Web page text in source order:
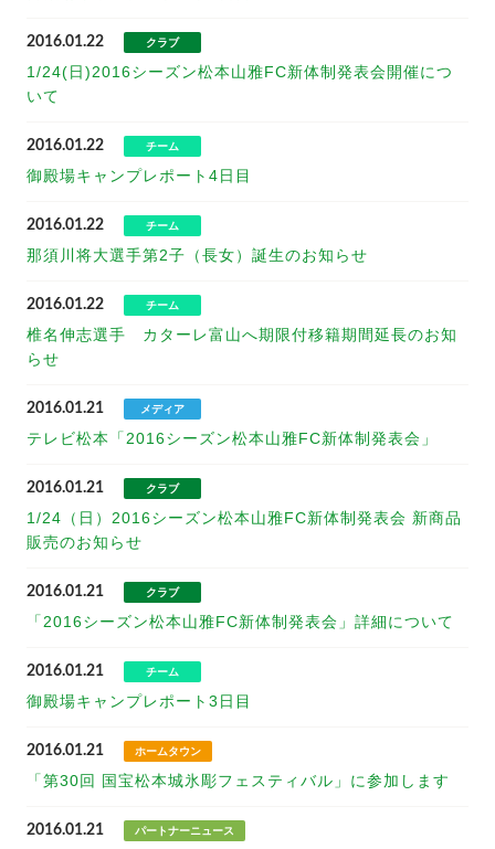
2016.01.22 クラブ
1/24(日)2016シーズン松本山雅FC新体制発表会開催につ
いて
2016.01.22 チーム
御殿場キャンプレポート4日目
2016.01.22 チーム
那須川将大選手第2子（長女）誕生のお知らせ
2016.01.22 チーム
椎名伸志選手 カターレ富山へ期限付移籍期間延長のお知
らせ
2016.01.21 メディア
テレビ松本「2016シーズン松本山雅FC新体制発表会」
2016.01.21 クラブ
1/24（日）2016シーズン松本山雅FC新体制発表会 新商品
販売のお知らせ
2016.01.21 クラブ
「2016シーズン松本山雅FC新体制発表会」詳細について
2016.01.21 チーム
御殿場キャンプレポート3日目
2016.01.21 ホームタウン
「第30回 国宝松本城氷彫フェスティバル」に参加します
2016.01.21 パートナーニュース